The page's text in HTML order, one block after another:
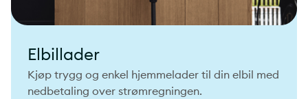
Elbillader
Kjøp trygg og enkel hjemmelader til din elbil med
nedbetaling over strømregningen.